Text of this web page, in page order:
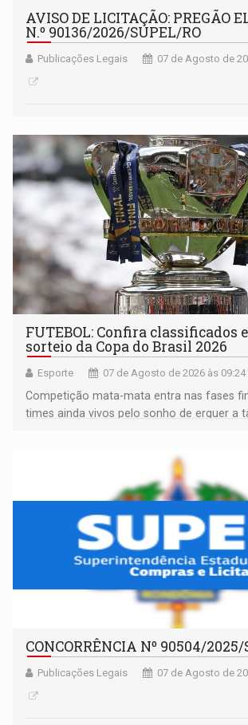
AVISO DE LICITAÇÃO: PREGÃO
N.º 90136/2026/SUPEL/RO
Publicações Legais 07 de Agosto de
FUTEBOL: Confira classificados
sorteio da Copa do Brasil 2026
Esporte 07 de Agosto de 2026 às 09:24
Competição mata-mata entra nas fases
times ainda vivos pelo sonho de erguer a
CONCORRÊNCIA Nº 90504/
Publicações Legais 07 de Agosto de